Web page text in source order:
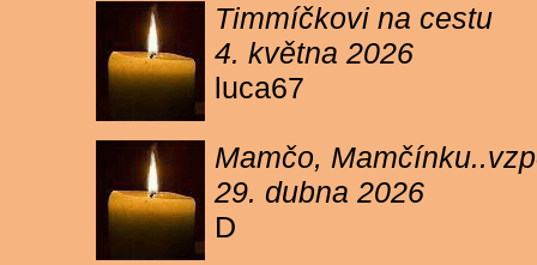
Timmíčkovi na cestu
4. května 2026
luca67
Mamčo,
29. dubna 2026
D